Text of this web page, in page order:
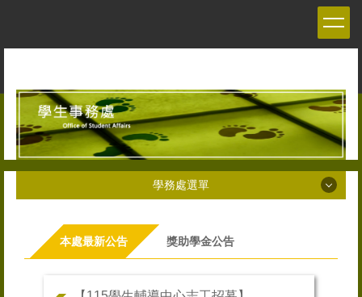
容
學務處選單
關於學務處About us
學務長介紹About the Dean of Student Affairs
本處最新公告 獎助學金公告